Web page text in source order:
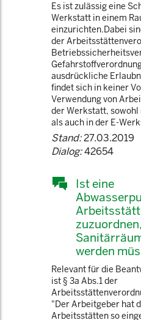
Es ist zulässig eine
Werkstatt in einem
einzurichten.Dabei
der
ausdrückliche
findet sich in keiner
Verwendung von
der Werkstatt, sowohl
als auch in der E-
Stand:27.03.2019
Dialog:42654
Ist eine
werden
Relevant für die
ist § 3a Abs.1 der
"Der Arbeitgeber hat
Arbeitsstätten so